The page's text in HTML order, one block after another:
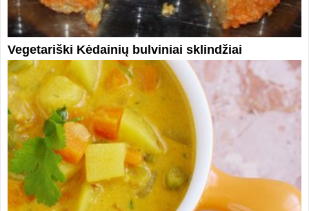
Vegetariški Kėdainių bulviniai sklindžiai